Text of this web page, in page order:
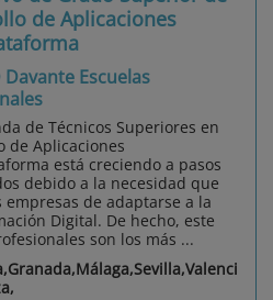
de Aplicaciones
Escuelas
de Técnicos Superiores en
de Aplicaciones
está creciendo a pasos
debido a la necesidad que
empresas de adaptarse a la
Digital. De hecho, este
son los más ...